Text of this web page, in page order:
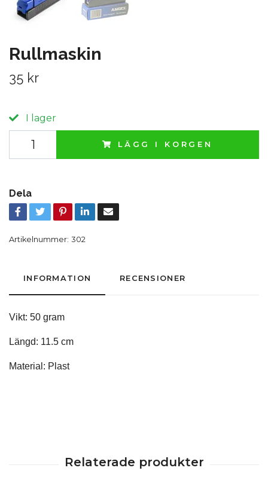
Rullmaskin
35 kr
I lager
LÄGG I KORGEN
Dela
Artikelnummer: 302
INFORMATION RECENSIONER
Vikt: 50 gram
Längd: 11.5 cm
Material: Plast